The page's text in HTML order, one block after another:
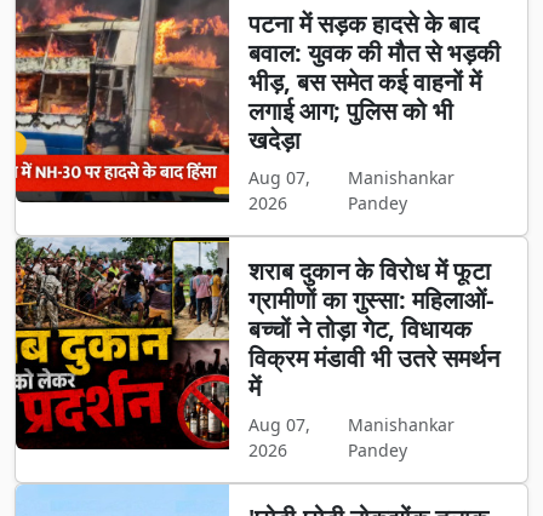
पटना में सड़क हादसे के बाद
बवाल: युवक की मौत से भड़की
भीड़, बस समेत कई वाहनों में
लगाई आग; पुलिस को भी
खदेड़ा
Aug 07,
2026
Manishankar
Pandey
शराब दुकान के विरोध में फूटा
ग्रामीणों का गुस्सा: महिलाओं-
बच्चों ने तोड़ा गेट, विधायक
विक्रम मंडावी भी उतरे समर्थन
में
Aug 07,
2026
Manishankar
Pandey